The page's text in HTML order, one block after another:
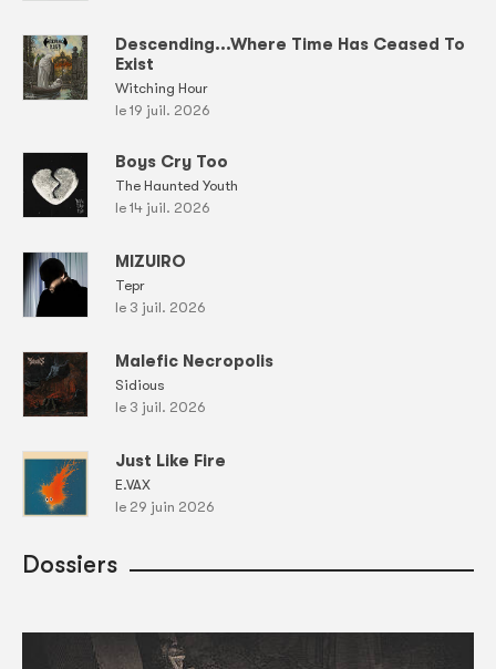
Descending...Where Time Has Ceased To
Exist
Witching Hour
le 19 juil. 2026
Boys Cry Too
The Haunted Youth
le 14 juil. 2026
MIZUIRO
Tepr
le 3 juil. 2026
Malefic Necropolis
Sidious
le 3 juil. 2026
Just Like Fire
E.VAX
le 29 juin 2026
Dossiers